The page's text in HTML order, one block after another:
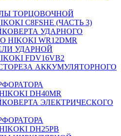
ТОРЦОВОЧНОЙ
C8FSHE (ЧАСТЬ 3)
УДАРНОГО
WR12DMR
УДАРНОЙ
FDV16VB2
АККУМУЛЯТОРНОГО
DH40MR
ЭЛЕКТРИЧЕСКОГО
DH25PB